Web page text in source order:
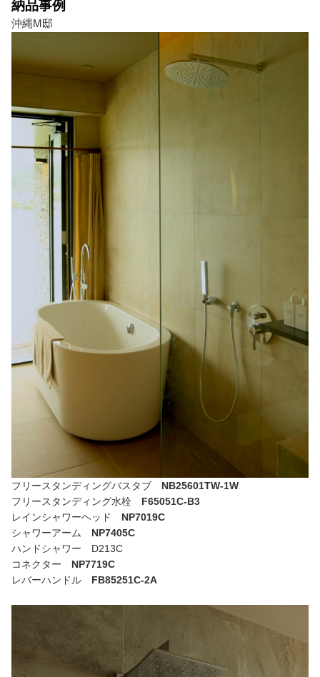
納品事例
沖縄M邸
フリースタンディングバスタブ NB25601TW-1W
フリースタンディング水栓 F65051C-B3
レインシャワーヘッド NP7019C
シャワーアーム NP7405C
ハンドシャワー
D213C
コネクター NP7719C
レバーハンドル FB85251C-2A